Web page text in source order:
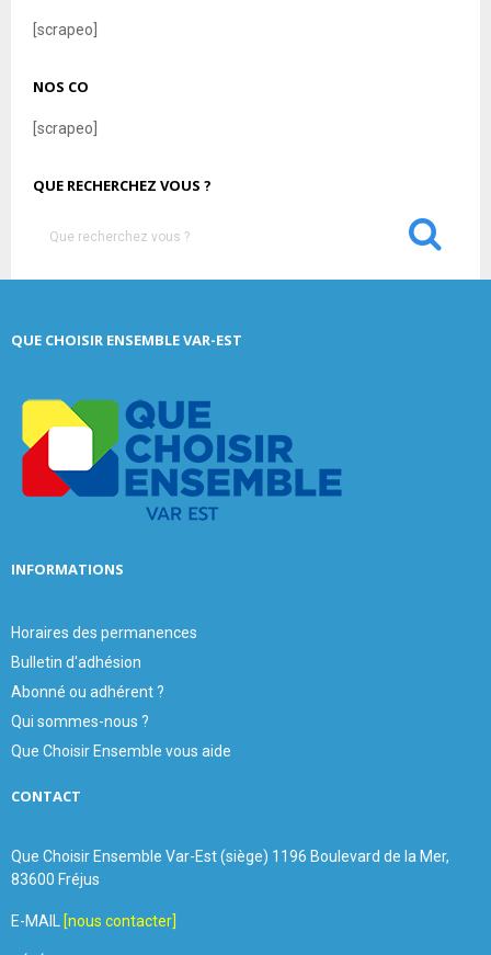
[scrapeo]
NOS CO
[scrapeo]
QUE RECHERCHEZ VOUS ?
h
S
QUE CHOISIR ENSEMBLE VAR-EST
INFORMATIONS
Horaires des permanences
Bulletin d'adhésion
Abonné ou adhérent ?
Qui sommes-nous ?
Que Choisir Ensemble vous aide
CONTACT
Que Choisir Ensemble Var-Est (siège) 1196 Boulevard de la Mer,
83600 Fréjus
E-MAIL [nous contacter]